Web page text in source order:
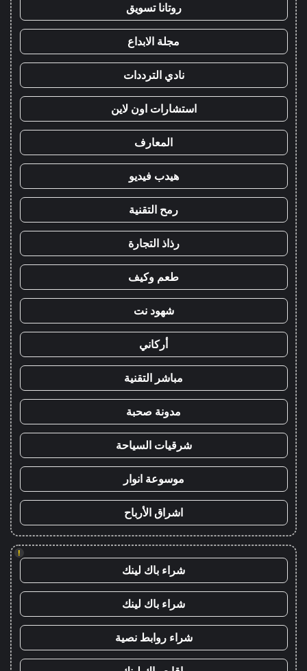
روتانا تسويق
مجلة الابداع
نادي الترددات
استشارات اون لاين
المعارف
هيدب فيديو
رمح التقنية
رذاذ التجارة
طعم وكيف
شهود نت
أركاني
مباشر التقنية
مدونة صحبة
شرقيات السياحة
موسوعة انوار
اشراق الأرباح
!
شراء باك لينك
شراء باك لينك
شراء روابط نصية